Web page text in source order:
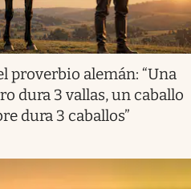
proverbio alemán: “Una
dura 3 vallas, un caballo
dura 3 caballos”